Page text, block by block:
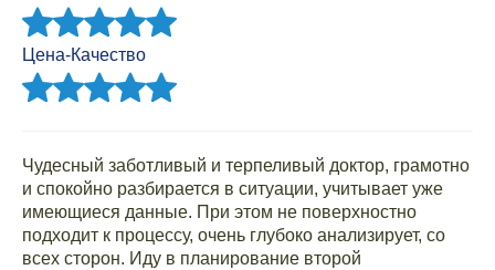
Цена-Качество
Чудесный заботливый и терпеливый доктор, грамотно
и спокойно разбирается в ситуации, учитывает уже
имеющиеся данные. При этом не поверхностно
подходит к процессу, очень глубоко анализирует, со
всех сторон. Иду в планирование второй